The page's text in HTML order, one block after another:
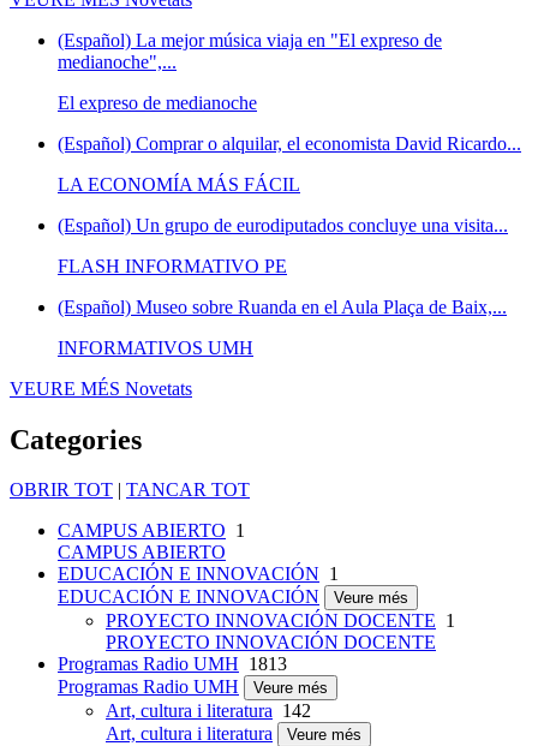
(Español) La mejor música viaja en "El expreso de
medianoche",...
El expreso de medianoche
(Español) Comprar o alquilar, el economista David Ricardo...
LA ECONOMÍA MÁS FÁCIL
(Español) Un grupo de eurodiputados concluye una visita...
FLASH INFORMATIVO PE
(Español) Museo sobre Ruanda en el Aula Plaça de Baix,...
INFORMATIVOS UMH
VEURE MÉS Novetats
Categories
OBRIR TOT | TANCAR TOT
CAMPUS ABIERTO 1
CAMPUS ABIERTO
EDUCACIÓN E INNOVACIÓN 1
EDUCACIÓN E INNOVACIÓN
Veure més
PROYECTO INNOVACIÓN DOCENTE 1
PROYECTO INNOVACIÓN DOCENTE
Programas Radio UMH 1813
Programas Radio UMH
Veure més
Art, cultura i literatura 142
Art, cultura i literatura
Veure més